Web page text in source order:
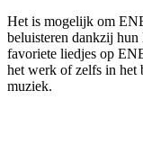
Het is mogelijk om
beluisteren dankzij
favoriete liedjes op
het werk of zelfs in het
muziek.